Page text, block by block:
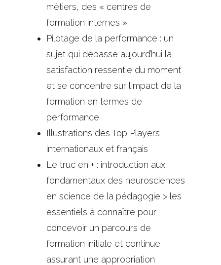
métiers, des « centres de
formation internes »
Pilotage de la performance : un
sujet qui dépasse aujourd’hui la
satisfaction ressentie du moment
et se concentre sur l’impact de la
formation en termes de
performance
Illustrations des Top Players
internationaux et français
Le truc en + : introduction aux
fondamentaux des neurosciences
en science de la pédagogie > les
essentiels à connaître pour
concevoir un parcours de
formation initiale et continue
assurant une appropriation